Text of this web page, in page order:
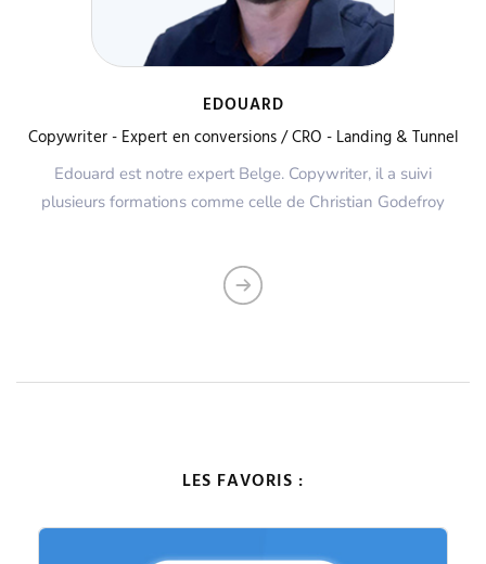
EDOUARD
Copywriter - Expert en conversions / CRO - Landing & Tunnel
Edouard est notre expert Belge. Copywriter, il a suivi
plusieurs formations comme celle de Christian Godefroy
LES FAVORIS :